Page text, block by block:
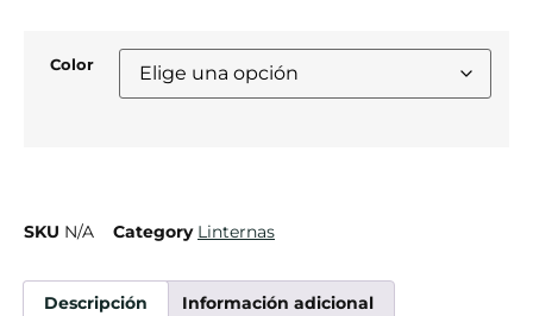
Color
SKU N/A Category Linternas
Descripción Información adicional